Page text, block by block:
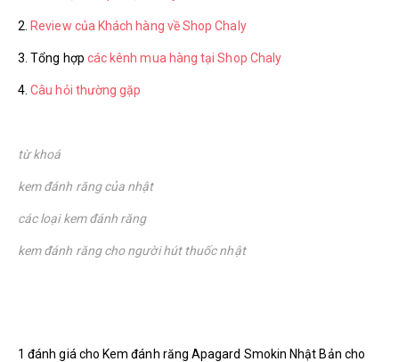
2. Review của Khách hàng về Shop Chaly
3. Tổng hợp các kênh mua hàng tại Shop Chaly
4.Câu hỏi thường gặp
từ khoá
kem đánh răng của nhật
các loại kem đánh răng
kem đánh răng cho người hút thuốc nhật
1 đánh giá cho Kem đánh răng Apagard Smokin Nhật Bản cho